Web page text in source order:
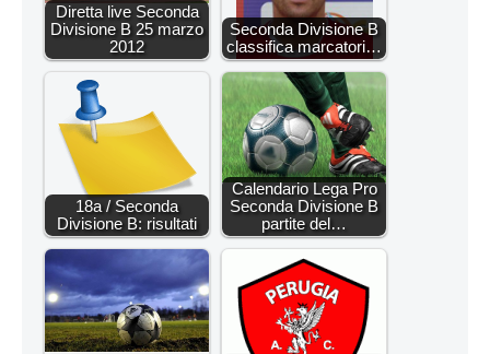
Diretta live Seconda
Divisione B 25 marzo
2012
Seconda Divisione B
classifica marcatori…
18a / Seconda
Divisione B: risultati
Calendario Lega Pro
Seconda Divisione B
partite del…